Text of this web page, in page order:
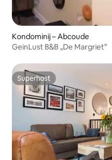
Kondominij – Abcoude
GeinLust B&B „De Margriet”
Superhost
Superhost